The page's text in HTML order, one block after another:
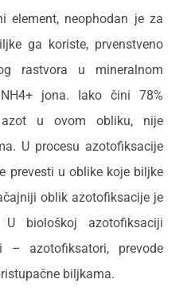
element, neophodan je za
ga koriste, prvenstveno
rastvora u mineralnom
jona. Iako čini 78%
azot u ovom obliku, nije
U procesu azotofiksacije
prevesti u oblike koje biljke
oblik azotofiksacije je
U biološkoj azotofiksaciji
– azotofiksatori, prevode
biljkama.